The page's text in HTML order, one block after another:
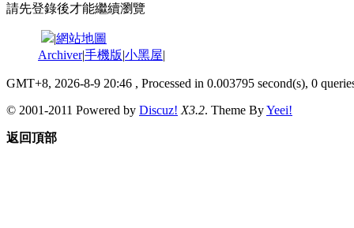
請先登錄後才能繼續瀏覽
|網站地圖
Archiver|手機版|小黑屋|
GMT+8, 2026-8-9 20:46 , Processed in 0.003795 second(s), 0
© 2001-2011 Powered by Discuz! X3.2. Theme ByYeei!
返回頂部